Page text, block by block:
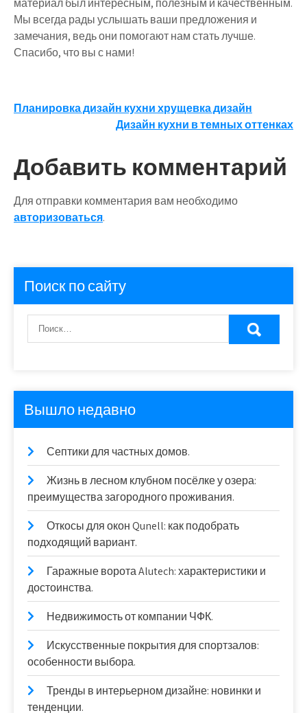
материал был интересным, полезным и качественным.
Мы всегда рады услышать ваши предложения и
замечания, ведь они помогают нам стать лучше.
Спасибо, что вы с нами!
Навигация
записям
Планировка дизайн кухни хрущевка дизайн
Дизайн кухни в темных оттенках
Добавить комментарий
Для отправки комментария вам необходимо
авторизоваться.
Поиск по сайту
Вышло недавно
Септики для частных домов.
Жизнь в лесном клубном посёлке у озера:
преимущества загородного проживания.
Откосы для окон Qunell: как подобрать
подходящий вариант.
Гаражные ворота Alutech: характеристики и
достоинства.
Недвижимость от компании ЧФК.
Искусственные покрытия для спортзалов:
особенности выбора.
Тренды в интерьерном дизайне: новинки и
тенденции.